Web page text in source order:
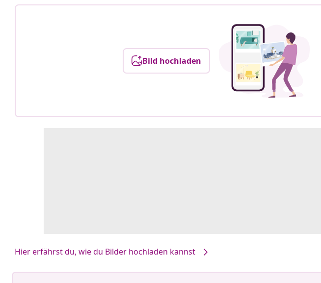
Bild hochladen
Hier erfährst du, wie du Bilder hochladen kannst